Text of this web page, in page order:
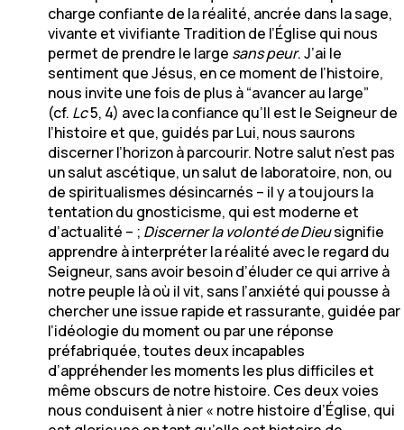
charge confiante de la réalité, ancrée dans la sage,
vivante et vivifiante Tradition de l’Église qui nous
permet de prendre le large sans peur. J’ai le
sentiment que Jésus, en ce moment de l’histoire,
nous invite une fois de plus à “avancer au large”
(cf. Lc5, 4) avec la confiance qu’Il est le Seigneur de
l’histoire et que, guidés par Lui, nous saurons
discerner l’horizon à parcourir. Notre salut n’est pas
un salut ascétique, un salut de laboratoire, non, ou
de spiritualismes désincarnés – il y a toujours la
tentation du gnosticisme, qui est moderne et
d’actualité – ; Discerner la volonté de Dieusignifie
apprendre à interpréter la réalité avec le regard du
Seigneur, sans avoir besoin d’éluder ce qui arrive à
notre peuple là où il vit, sans l’anxiété qui pousse à
chercher une issue rapide et rassurante, guidée par
l’idéologie du moment ou par une réponse
préfabriquée, toutes deux incapables
d’appréhender les moments les plus difficiles et
même obscurs de notre histoire. Ces deux voies
nous conduisent à nier « notre histoire d’Église, qui